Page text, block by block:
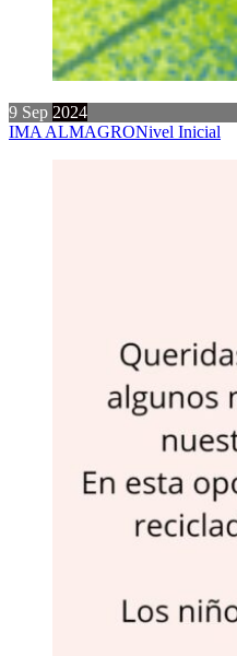
9 Sep 2024
IMA ALMAGRONivel Inicial